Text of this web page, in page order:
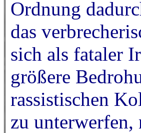
Ordnung
das
sich als fataler
größere
rassistischen
zu